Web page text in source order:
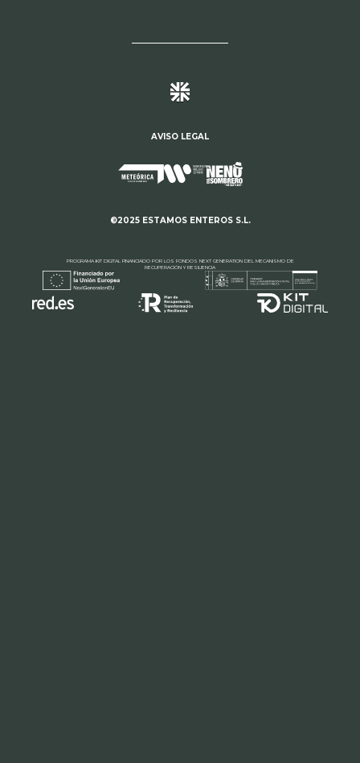
AVISO LEGAL
©2025 ESTAMOS ENTEROS S.L.
PROGRAMA KIT DIGITAL FINANCIADO POR LOS FONDOS NEXT GENERATION DEL MECANISMO DE
RECUPERACIÓN Y RESILIENCIA